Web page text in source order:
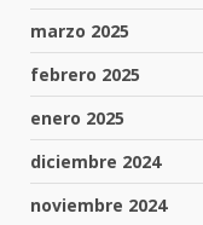
marzo 2025
febrero 2025
enero 2025
diciembre 2024
noviembre 2024